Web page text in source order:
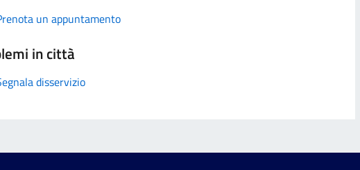
un appuntamento
in città
disservizio